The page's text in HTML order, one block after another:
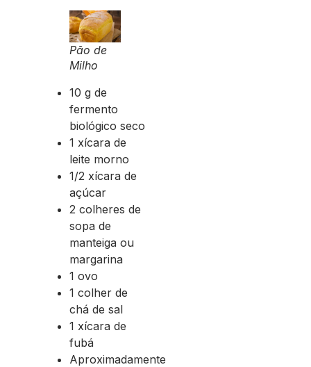
Pão de
Milho
10 g de
fermento
biológico seco
1 xícara de
leite morno
1/2 xícara de
açúcar
2 colheres de
sopa de
manteiga ou
margarina
1 ovo
1 colher de
chá de sal
1 xícara de
fubá
Aproximadamente